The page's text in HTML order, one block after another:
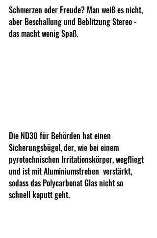
Schmerzen oder Freude? Man weiß es nicht,
aber Beschallung und Beblitzung Stereo -
das macht wenig Spaß.
Die ND30 für Behörden hat einen
Sicherungsbügel, der, wie bei einem
pyrotechnischen Irritationskörper, wegfliegt
und ist mit Aluminiumstreben  verstärkt,
sodass das Polycarbonat Glas nicht so
schnell kaputt geht.